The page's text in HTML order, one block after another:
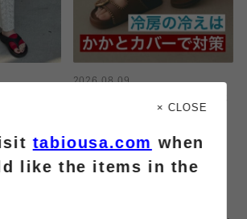
決‼️【サンダ
ル名取店
2026.08.09
イオンモール名取店
× CLOSE
tabiousa.com when
like the items in the